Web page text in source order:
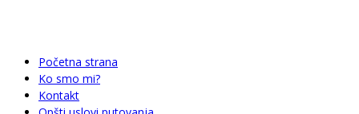
Početna strana
Ko smo mi?
Kontakt